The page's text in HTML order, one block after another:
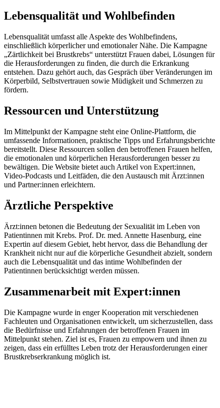
Lebensqualität und Wohlbefinden
Lebensqualität umfasst alle Aspekte des Wohlbefindens,
einschließlich körperlicher und emotionaler Nähe. Die Kampagne
„Zärtlichkeit bei Brustkrebs“ unterstützt Frauen dabei, Lösungen für
die Herausforderungen zu finden, die durch die Erkrankung
entstehen. Dazu gehört auch, das Gespräch über Veränderungen im
Körperbild, Selbstvertrauen sowie Müdigkeit und Schmerzen zu
fördern.
Ressourcen und Unterstützung
Im Mittelpunkt der Kampagne steht eine Online-Plattform, die
umfassende Informationen, praktische Tipps und Erfahrungsberichte
bereitstellt. Diese Ressourcen sollen den betroffenen Frauen helfen,
die emotionalen und körperlichen Herausforderungen besser zu
bewältigen. Die Website bietet auch Artikel von Expert:innen,
Video-Podcasts und Leitfäden, die den Austausch mit Ärzt:innen
und Partner:innen erleichtern.
Ärztliche Perspektive
Ärzt:innen betonen die Bedeutung der Sexualität im Leben von
Patientinnen mit Krebs. Prof. Dr. med. Annette Hasenburg, eine
Expertin auf diesem Gebiet, hebt hervor, dass die Behandlung der
Krankheit nicht nur auf die körperliche Gesundheit abzielt, sondern
auch die Lebensqualität und das intime Wohlbefinden der
Patientinnen berücksichtigt werden müssen.
Zusammenarbeit mit Expert:innen
Die Kampagne wurde in enger Kooperation mit verschiedenen
Fachleuten und Organisationen entwickelt, um sicherzustellen, dass
die Bedürfnisse und Erfahrungen der betroffenen Frauen im
Mittelpunkt stehen. Ziel ist es, Frauen zu empowern und ihnen zu
zeigen, dass ein erfülltes Leben trotz der Herausforderungen einer
Brustkrebserkrankung möglich ist.